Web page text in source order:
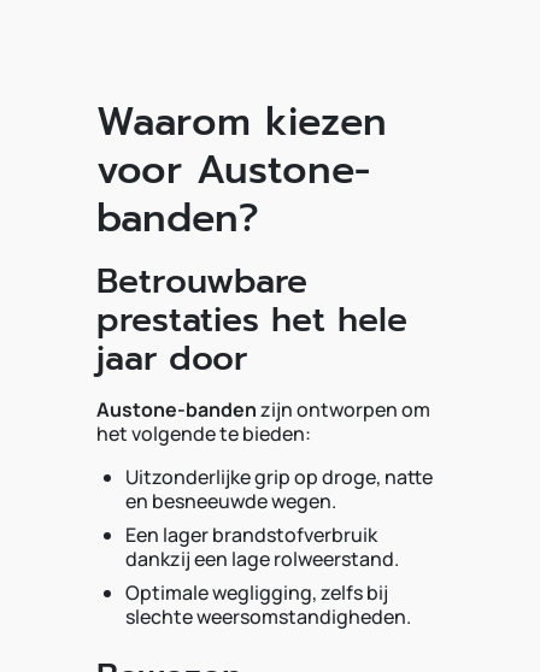
Waarom kiezen
voor Austone-
banden?
Betrouwbare
prestaties het hele
jaar door
Austone-bandenzijn ontworpen om
het volgende te bieden:
Uitzonderlijke grip op droge, natte
en besneeuwde wegen.
Een lager brandstofverbruik
dankzij een lage rolweerstand.
Optimale wegligging, zelfs bij
slechte weersomstandigheden.